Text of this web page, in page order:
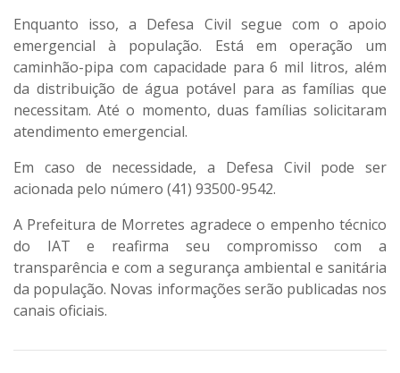
Enquanto isso, a Defesa Civil segue com o apoio
emergencial à população. Está em operação um
caminhão-pipa com capacidade para 6 mil litros, além
da distribuição de água potável para as famílias que
necessitam. Até o momento, duas famílias solicitaram
atendimento emergencial.
Em caso de necessidade, a Defesa Civil pode ser
acionada pelo número (41) 93500-9542.
A Prefeitura de Morretes agradece o empenho técnico
do IAT e reafirma seu compromisso com a
transparência e com a segurança ambiental e sanitária
da população. Novas informações serão publicadas nos
canais oficiais.